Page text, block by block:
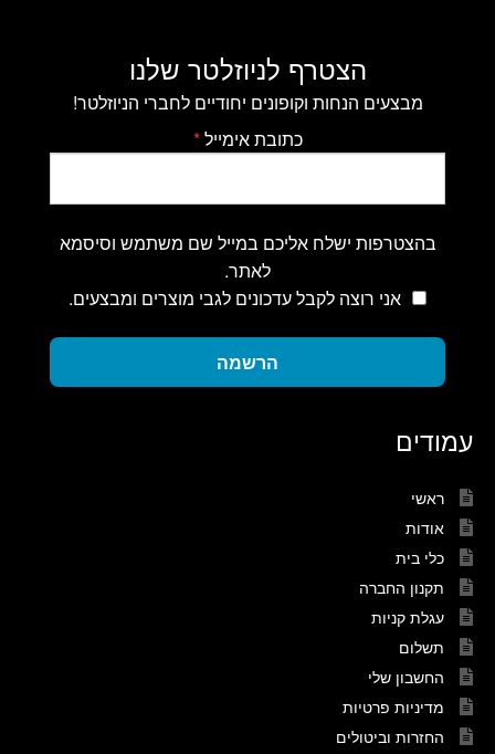
הצטרף לניוזלטר שלנו
מבצעים הנחות וקופונים יחודיים לחברי הניוזלטר!
כתובת אימייל*
בהצטרפות ישלח אליכם במייל שם משתמש וסיסמא
לאתר.
אני רוצה לקבל עדכונים לגבי מוצרים ומבצעים.
הרשמה
עמודים
ראשי
אודות
כלי בית
תקנון החברה
עגלת קניות
תשלום
החשבון שלי
מדיניות פרטיות
החזרות וביטולים